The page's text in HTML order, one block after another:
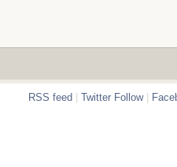
RSS feed Twitter Follow|